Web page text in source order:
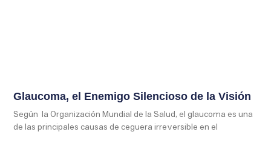
Glaucoma, el Enemigo Silencioso de la Visión
Según la Organización Mundial de la Salud, el glaucoma es una
de las principales causas de ceguera irreversible en el